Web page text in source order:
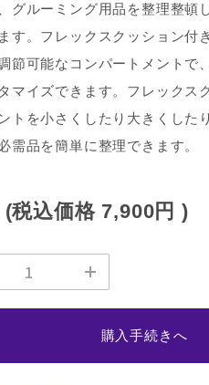
グルーミング用品を整理整頓
す。フレックスクッション付
節可能なコンパートメントで
マイズできます。フレックス
トを小さくしたり大きくした
需品を簡単に整理できます。
(税込価格 7,900円 )
購入手続きへ